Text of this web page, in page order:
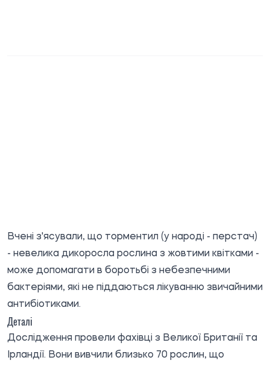
Вчені з'ясували, що торментил (у народі - перстач)
- невелика дикоросла рослина з жовтими квітками -
може допомагати в боротьбі з небезпечними
бактеріями, які не піддаються лікуванню звичайними
антибіотиками.
Деталі
Дослідження провели фахівці з Великої Британії та
Ірландії. Вони вивчили близько 70 рослин, що